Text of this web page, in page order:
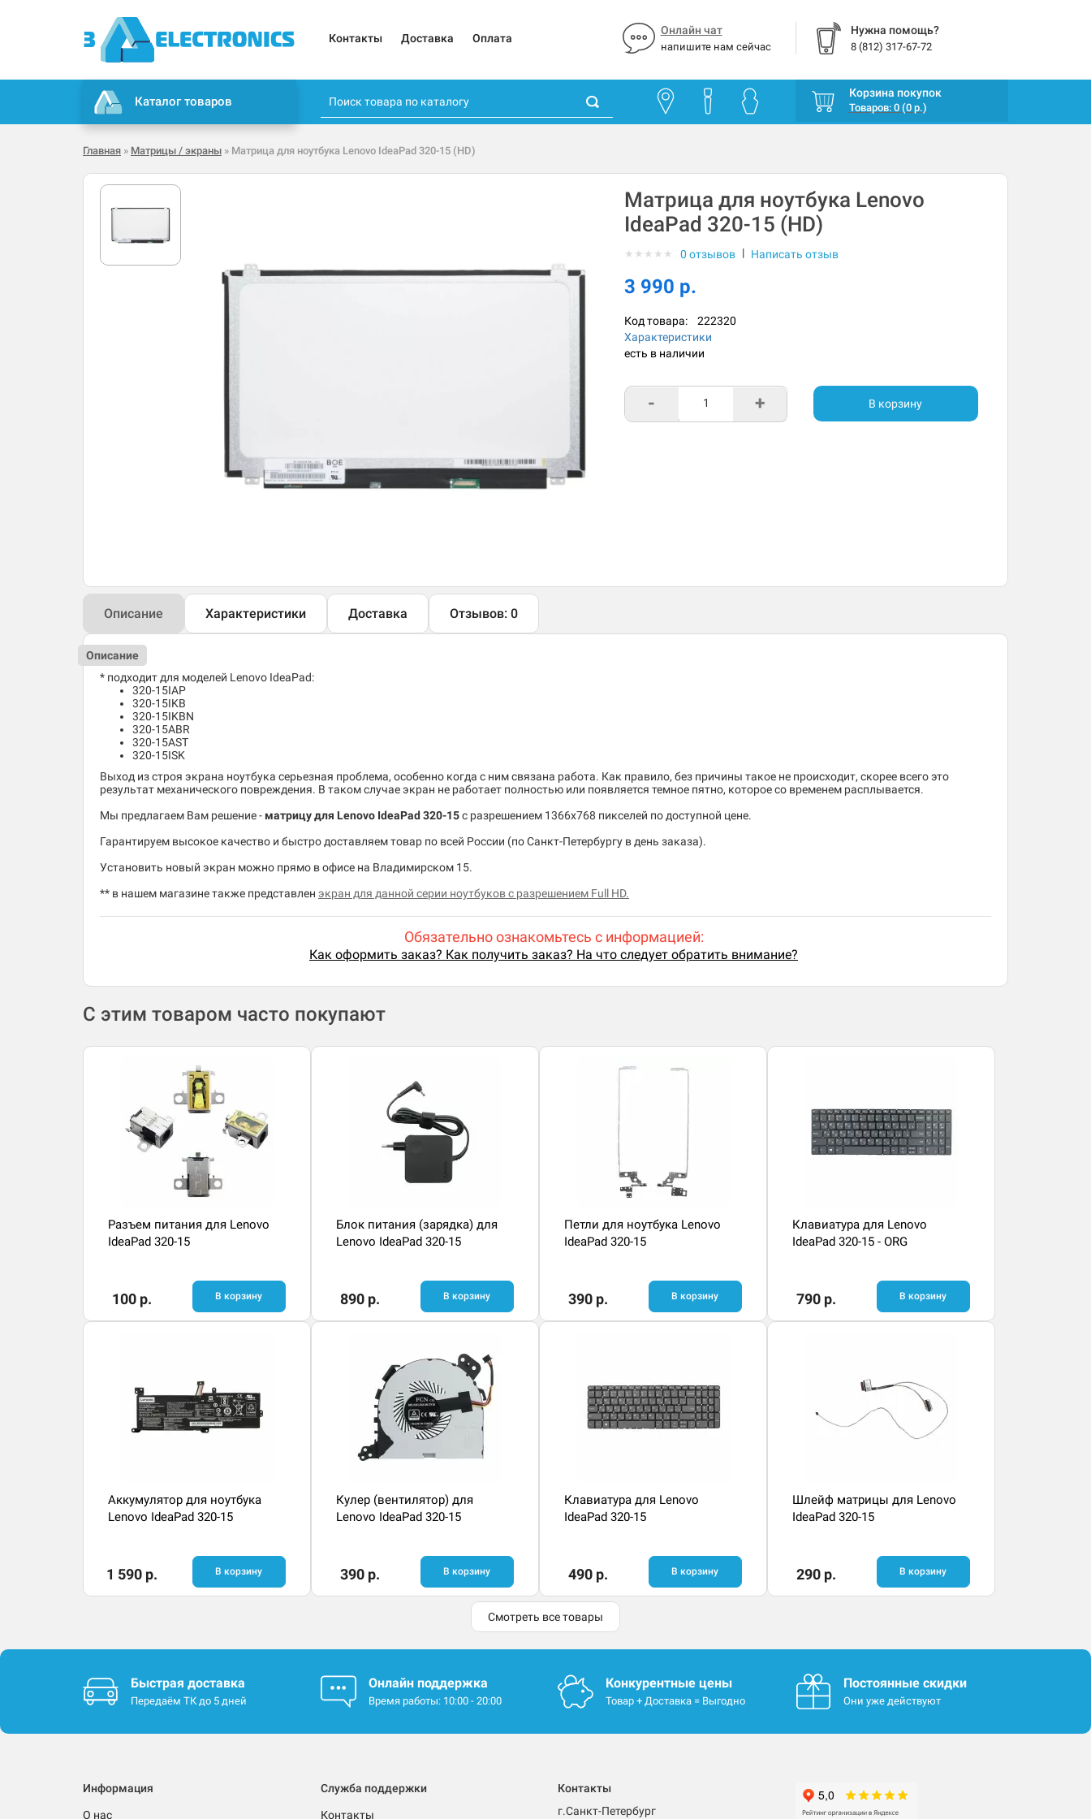
Контакты Доставка Оплата
Онлайн чат
напишите нам сейчас
Нужна помощь?
8 (812) 317-67-72
Каталог товаров
Корзина покупок
Товаров: 0 (0 р.)
Главная » Матрицы / экраны » Матрица для ноутбука Lenovo IdeaPad 320-15 (HD)
Матрица для ноутбука Lenovo
IdeaPad 320-15 (HD)
★ ★ ★ ★ ★ 0 отзывов | Написать отзыв
3 990 р.
Код товара: 222320
Характеристики
есть в наличии
- + В корзину
Описание Характеристики Доставка Отзывов: 0
Описание
* подходит для моделей Lenovo IdeaPad:
320-15IAP
320-15IKB
320-15IKBN
320-15ABR
320-15AST
320-15ISK
Выход из строя экрана ноутбука серьезная проблема, особенно когда с ним связана работа. Как правило, без причины такое не происходит, скорее всего это
результат механического повреждения. В таком случае экран не работает полностью или появляется темное пятно, которое со временем расплывается.
Мы предлагаем Вам решение - матрицу для Lenovo IdeaPad 320-15c разрешением 1366x768 пикселей по доступной цене.
Гарантируем высокое качество и быстро доставляем товар по всей России (по Санкт-Петербургу в день заказа).
Установить новый экран можно прямо в офисе на Владимирском 15.
** в нашем магазине также представлен экран для данной серии ноутбуков с разрешением Full HD.
Обязательно ознакомьтесь с информацией:
Как оформить заказ? Как получить заказ? На что следует обратить внимание?
С этим товаром часто покупают
Разъем питания для Lenovo
IdeaPad 320-15
100 р. В корзину
Блок питания (зарядка) для
Lenovo IdeaPad 320-15
890 р. В корзину
Петли для ноутбука Lenovo
IdeaPad 320-15
390 р. В корзину
Клавиатура для Lenovo
IdeaPad 320-15 - ORG
790 р. В корзину
Аккумулятор для ноутбука
Lenovo IdeaPad 320-15
1 590 р. В корзину
Кулер (вентилятор) для
Lenovo IdeaPad 320-15
390 р. В корзину
Клавиатура для Lenovo
IdeaPad 320-15
490 р. В корзину
Шлейф матрицы для Lenovo
IdeaPad 320-15
290 р. В корзину
Смотреть все товары
Быстрая доставка
Передаём ТК до 5 дней
Онлайн поддержка
Время работы: 10:00 - 20:00
Конкурентные цены
Товар + Доставка = Выгодно
Постоянные скидки
Они уже действуют
Информация
О нас
Служба поддержки
Контакты
Контакты
г.Санкт-Петербург